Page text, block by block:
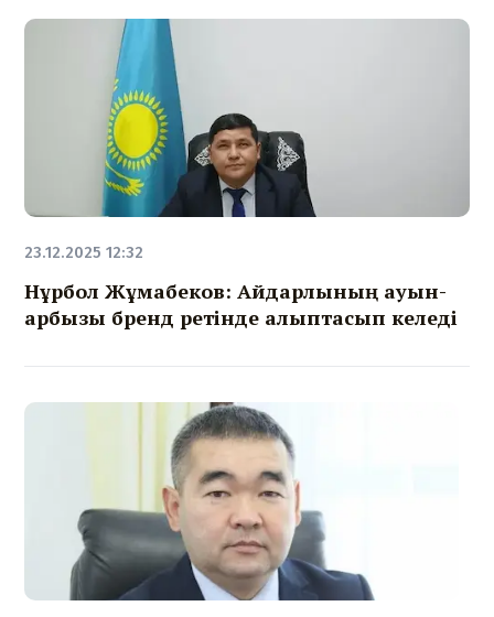
23.12.2025 12:32
Нұрбол Жұмабеков: Айдарлының қауын-
қарбызы бренд ретінде қалыптасып келеді